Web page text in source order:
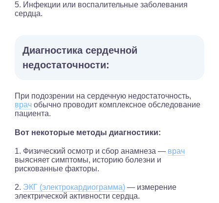
5. Инфекции или воспалительные заболевания
сердца.
Диагностика сердечной
недостаточности:
При подозрении на сердечную недостаточность,
врач обычно проводит комплексное обследование
пациента.
Вот некоторые методы диагностики:
1. Физический осмотр и сбор анамнеза — врач
выясняет симптомы, историю болезни и
рискованные факторы.
2. ЭКГ (электрокардиограмма) — измерение
электрической активности сердца.